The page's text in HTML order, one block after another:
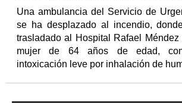
Una ambulancia del Servicio de
se ha desplazado al incendio,
trasladado al Hospital Rafael Méndez
mujer de 64 años de edad,
intoxicación leve por inhalación de